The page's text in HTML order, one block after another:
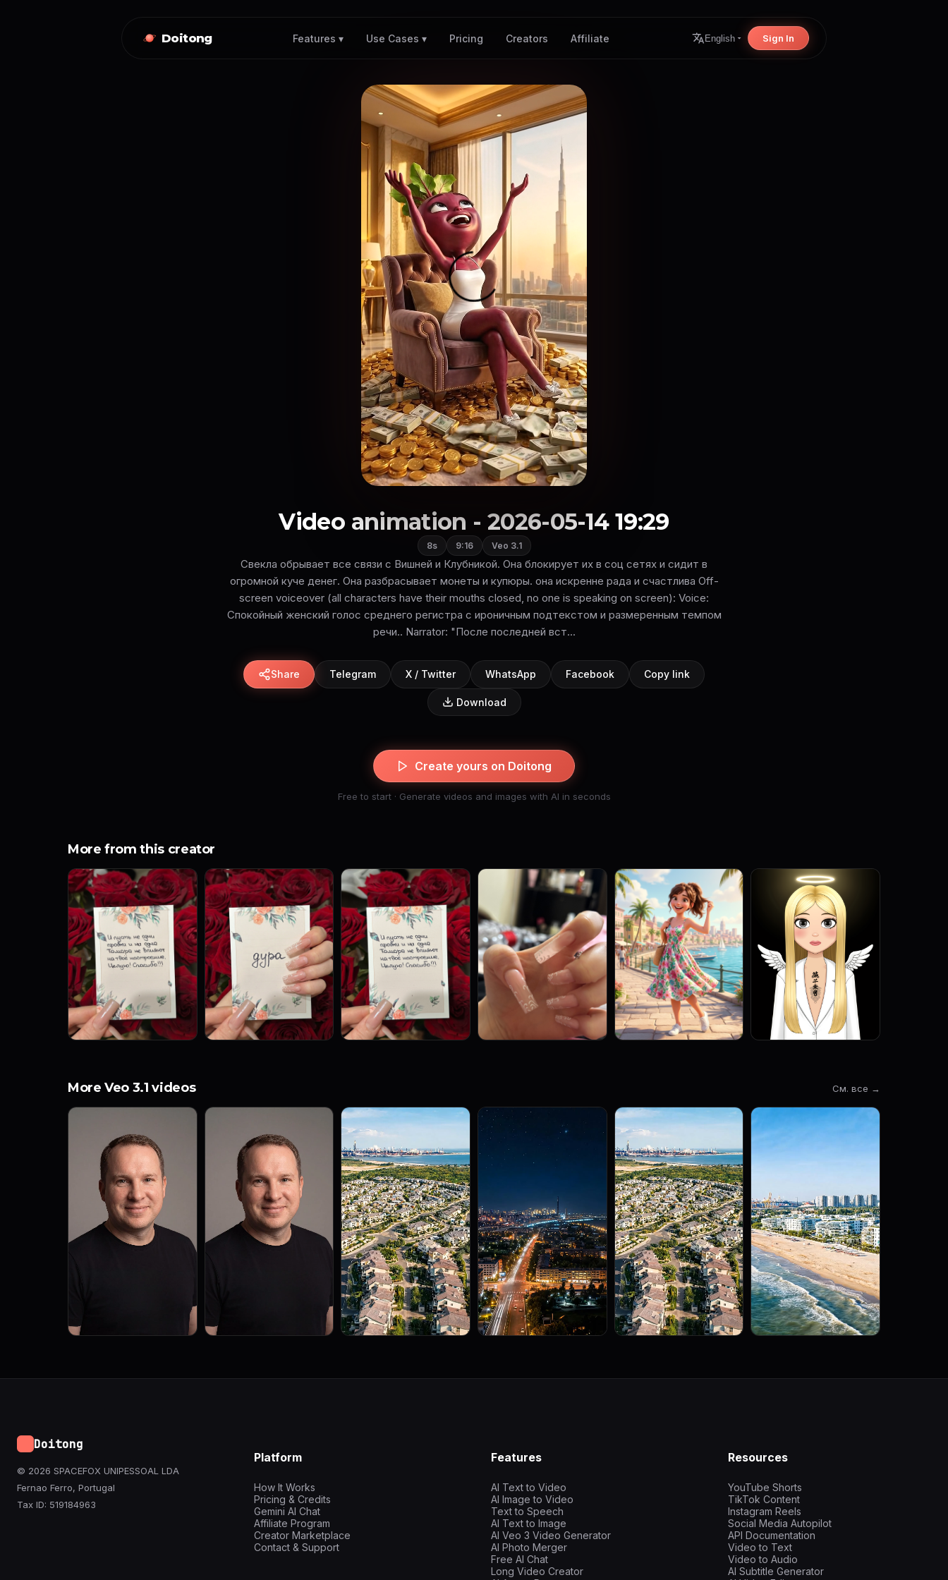
Doitong Features ▾ Use Cases ▾ Pricing Creators Affiliate English Sign In
Video animation - 2026-05-14 19:29
8s 9:16 Veo 3.1
Свекла обрывает все связи с Вишней и Клубникой. Она блокирует их в соц сетях и сидит в
огромной куче денег. Она разбрасывает монеты и купюры. она искренне рада и счастлива Off-
screen voiceover (all characters have their mouths closed, no one is speaking on screen): Voice:
Спокойный женский голос среднего регистра с ироничным подтекстом и размеренным темпом
речи.. Narrator: "После последней вст...
Share Telegram X / Twitter WhatsApp Facebook Copy link
Download
Create yours on Doitong
Free to start · Generate videos and images with AI in seconds
More from this creator
More Veo 3.1 videos См. все →
Doitong
© 2026 SPACEFOX UNIPESSOAL LDA
Fernao Ferro, Portugal
Tax ID: 519184963
Platform
How It Works
Pricing & Credits
Gemini AI Chat
Affiliate Program
Creator Marketplace
Contact & Support
Features
AI Text to Video
AI Image to Video
Text to Speech
AI Text to Image
AI Veo 3 Video Generator
AI Photo Merger
Free AI Chat
Long Video Creator
Resources
YouTube Shorts
TikTok Content
Instagram Reels
Social Media Autopilot
API Documentation
Video to Text
Video to Audio
AI Subtitle Generator